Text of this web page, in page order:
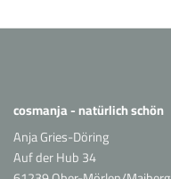
cosmanja - natürlich schön
Anja Gries-Döring
Auf der Hub 34